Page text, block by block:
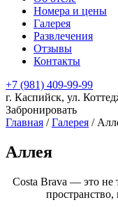
Номера и цены
Галерея
Развлечения
Отзывы
Контакты
+7 (981) 409-99-99
г. Каспийск, ул.
Забронировать
Главная /Галерея /
Аллея
Costa Brava — это не
пространство,